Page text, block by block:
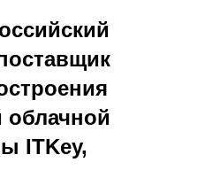
облачной
ITKey,